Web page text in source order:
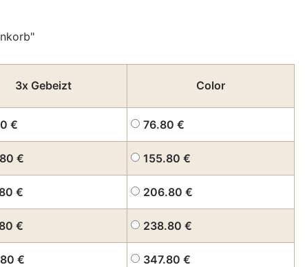
3x Gebeizt Color
€ 76.80 €
€ 155.80 €
€ 206.80 €
€ 238.80 €
€ 347.80 €